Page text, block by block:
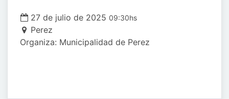
27 de julio de 2025 09:30hs
Perez
Organiza: Municipalidad de Perez